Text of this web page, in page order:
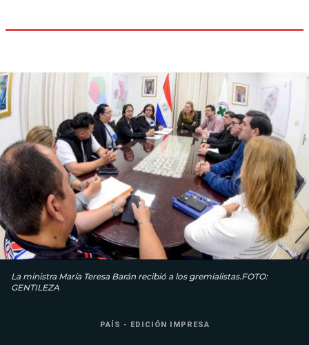
La ministra María Teresa Barán recibió a los gremialistas.FOTO:
GENTILEZA
PAÍS - EDICIÓN IMPRESA